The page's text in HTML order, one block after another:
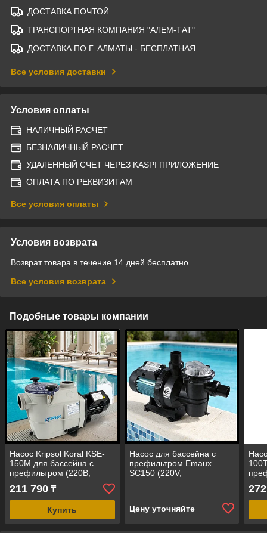
ДОСТАВКА ПОЧТОЙ
ТРАНСПОРТНАЯ КОМПАНИЯ "АЛЕМ-ТАТ"
ДОСТАВКА ПО Г. АЛМАТЫ - БЕСПЛАТНАЯ
Все условия доставки
Условия оплаты
НАЛИЧНЫЙ РАСЧЕТ
БЕЗНАЛИЧНЫЙ РАСЧЕТ
УДАЛЕННЫЙ СЧЕТ ЧЕРЕЗ KASPI ПРИЛОЖЕНИЕ
ОПЛАТА ПО РЕКВИЗИТАМ
Все условия оплаты
Условия возврата
Возврат товара в течение 14 дней бесплатно
Все условия возврата
Подобные товары компании
Насос Kripsol Koral KSE-
150M для бассейна c
префильтром (220В,
производительность=22
м3/ч, мощность=1,6 кВт)
211 790 ₸
Купить
Насос для бассейна с
префильтром Emaux
SC150 (220V,
Цену уточняйте
м3/